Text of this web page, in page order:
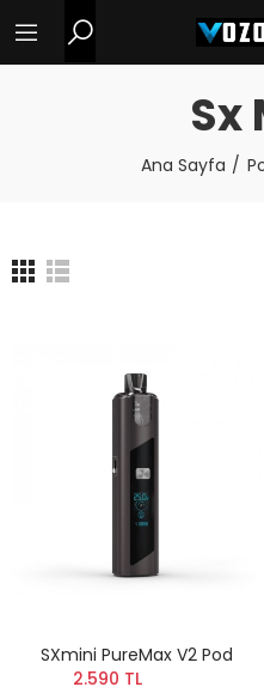
Sx
Ana Sayfa
SXmini PureMax V2 Pod
2.590 TL